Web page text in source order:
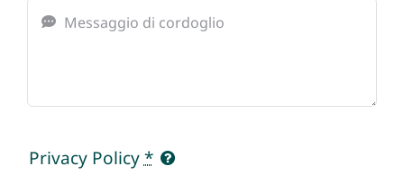
Privacy Policy*